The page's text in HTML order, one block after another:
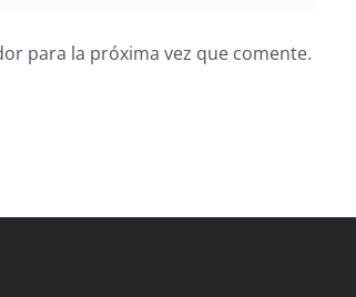
para la próxima vez que comente.